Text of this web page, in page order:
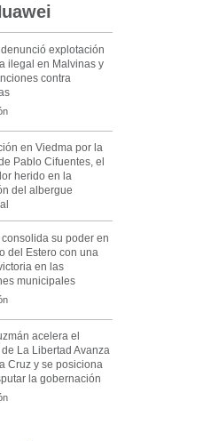
al recinto la adhesión de Río
explotación
ilegal en Malvinas y
contra
en Viedma por la
Pablo Cifuentes, el
herido en la
del albergue
su poder en
del Estero con una
en las
municipales
acelera el
La Libertad Avanza
Cruz y se posiciona
la gobernación